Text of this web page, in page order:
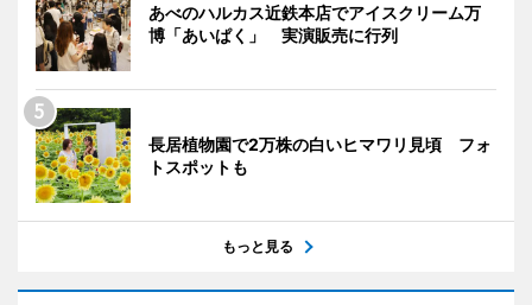
あべのハルカス近鉄本店でアイスクリーム万
博「あいぱく」 実演販売に行列
長居植物園で2万株の白いヒマワリ見頃 フォ
トスポットも
もっと見る